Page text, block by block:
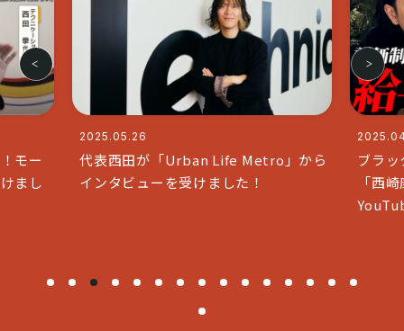
から
2025.04.11
ブラックな社長で人気のチャンネル
「西崎康平 ブラックな社長」と
代表
「&